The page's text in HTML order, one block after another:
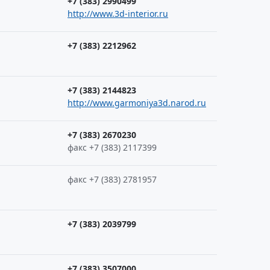
http://www.3d-interior.ru
+7 (383) 2212962
+7 (383) 2144823
http://www.garmoniya3d.narod.ru
+7 (383) 2670230
факс +7 (383) 2117399
факс +7 (383) 2781957
+7 (383) 2039799